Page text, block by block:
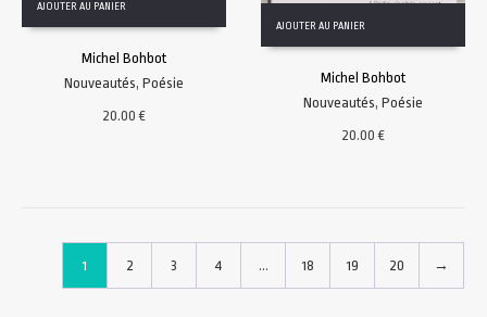
AJOUTER AU PANIER
Michel Bohbot
Nouveautés, Poésie
20.00€
AJOUTER AU PANIER
Michel Bohbot
Nouveautés,Poésie
20.00€
1 2 3 4 … 18 19 20 →